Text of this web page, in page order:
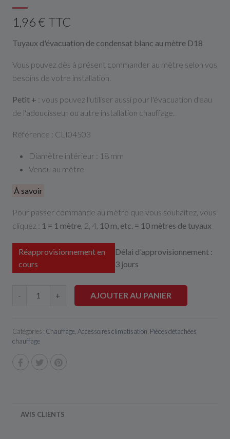
1,96 € TTC
Tuyaux d'évacuation de condensat blanc au mètre D18
Vous pouvez dès à présent commander au mètre selon vos
besoins de votre installation.
Petit + : vous pouvez l'utiliser aussi pour l'évacuation d'eau
de l'adoucisseur ou autre installation chauffage.
Référence : CLI04503
Diamètre intérieur : 18 mm
Vendu au mètre
À savoir
Pour passer commande au mètre que vous souhaitez, vous
cliquez : 1 = 1 mètre , 2, 4, 10 m, etc. = 10 mètres de tuyaux
Réapprovisionnement en
cours
Délai d'approvisionnement :
3 jours
- + AJOUTER AU PANIER
Catégories : Chauffage Accessoires climatisation Pièces détachées
chauffage
AVIS CLIENTS